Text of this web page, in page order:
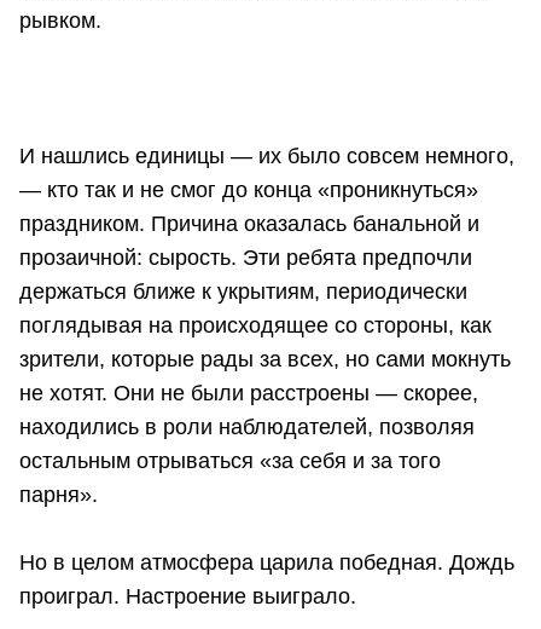
рывком.
И нашлись единицы — их было совсем немного,
— кто так и не смог до конца «проникнуться»
праздником. Причина оказалась банальной и
прозаичной: сырость. Эти ребята предпочли
держаться ближе к укрытиям, периодически
поглядывая на происходящее со стороны, как
зрители, которые рады за всех, но сами мокнуть
не хотят. Они не были расстроены — скорее,
находились в роли наблюдателей, позволяя
остальным отрываться «за себя и за того
парня».
Но в целом атмосфера царила победная. Дождь
проиграл. Настроение выиграло.